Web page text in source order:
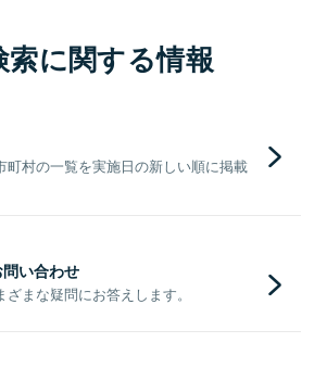
索に関する情報
町村の一覧を実施日の新しい順に掲載
い合わせ
まな疑問にお答えします。